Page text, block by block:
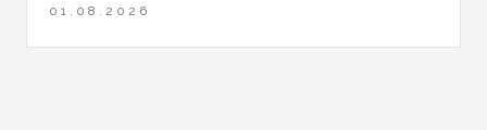
01.08.2026